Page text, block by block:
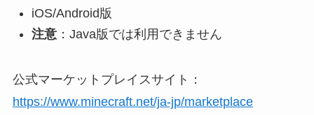
iOS/Android版
注意：Java版では利用できません
公式マーケットプレイスサイト：
https://www.minecraft.net/ja-jp/marketplace